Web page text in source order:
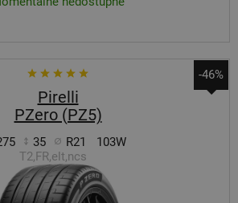
-46%
Pirelli
PZero (PZ5)
35 R21
103W
T2,FR,elt,ncs